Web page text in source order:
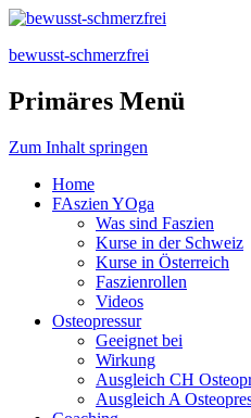
bewusst-schmerzfrei
Primäres Menü
Zum Inhalt springen
Home
FAszien YOga
Was sind Faszien
Kurse in der Schweiz
Kurse in Österreich
Faszienrollen
Videos
Osteopressur
Geeignet bei
Wirkung
Ausgleich CH
Ausgleich A